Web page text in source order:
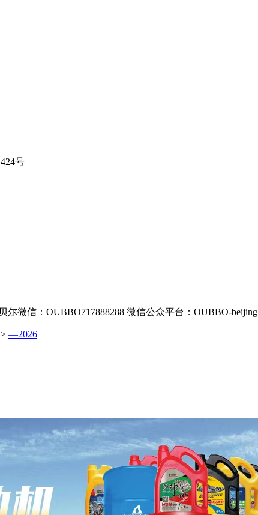
号
尔微信：OUBBO717888288 微信公众平台：OUBBO-beijing
> —2026